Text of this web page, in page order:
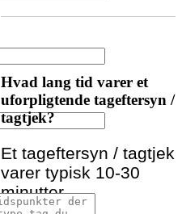
Hvad lang tid varer et
uforpligtende tageftersyn /
tagtjek?
Et tageftersyn / tagtjek
varer typisk 10-30
minutter.